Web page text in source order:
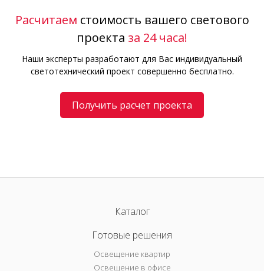
Расчитаем стоимость вашего светового
проекта за 24 часа!
Наши эксперты разработают для Вас индивидуальный
светотехнический проект совершенно бесплатно.
Получить расчет проекта
Каталог
Готовые решения
Освещение квартир
Освещение в офисе